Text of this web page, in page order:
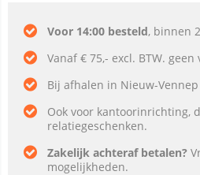
Voor 14:00 besteld, binnen
Vanaf € 75,- excl. BTW.
Bij afhalen in Nieuw-
Ook voor kantoorinrichting,
relatiegeschenken.
Zakelijk achteraf betalen?
mogelijkheden.